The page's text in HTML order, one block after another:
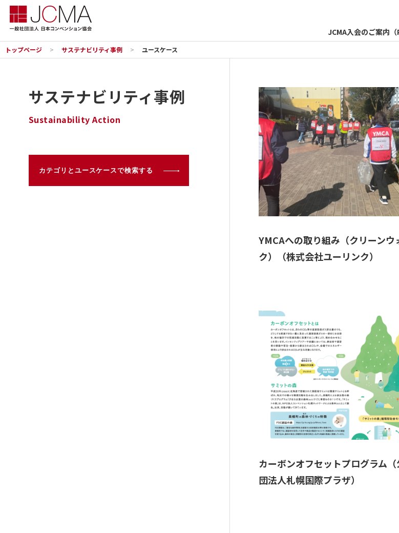
JCMA入会のご案内（
トップページ サステナビリティ事例 ユースケース
サステナビリティ事例
Sustainability Action
カテゴリとユースケースで検索する
YMCAへの取り組み（クリーンウ
ク）（株式会社ユーリンク）
カーボンオフセットプログラム
団法人札幌国際プラザ）